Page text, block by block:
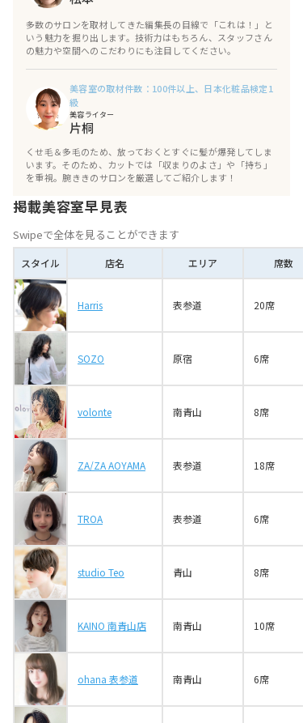
【原宿】PlusLounge (プルースラウンジ)
おわりに
多数のサロンを取材してきた編集長の目線で「これは！」と
いう魅力を掘り出します。技術力はもちろん、スタッフさん
の魅力や空間へのこだわりにも注目してください。
美容室の取材件数：100件以上、日本化粧品検定1
級
美容ライター
片桐
くせ毛＆多毛のため、放っておくとすぐに髪が爆発してしま
います。そのため、カットでは「収まりのよさ」や「持ち」
を重視。腕ききのサロンを厳選してご紹介します！
掲載美容室早見表
Swipeで全体を見ることができます
スタイル 店名 エリア 席数
Harris 表参道 20席
SOZO 原宿 6席
volonte 南青山 8席
ZA/ZA AOYAMA 表参道 18席
TROA 表参道 6席
studio Teo 青山 8席
KAINO 南青山店 南青山 10席
ohana 表参道 南青山 6席